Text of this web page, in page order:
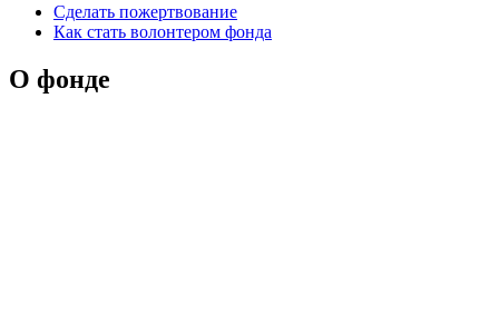
Сделать пожертвование
Как стать волонтером фонда
О фонде